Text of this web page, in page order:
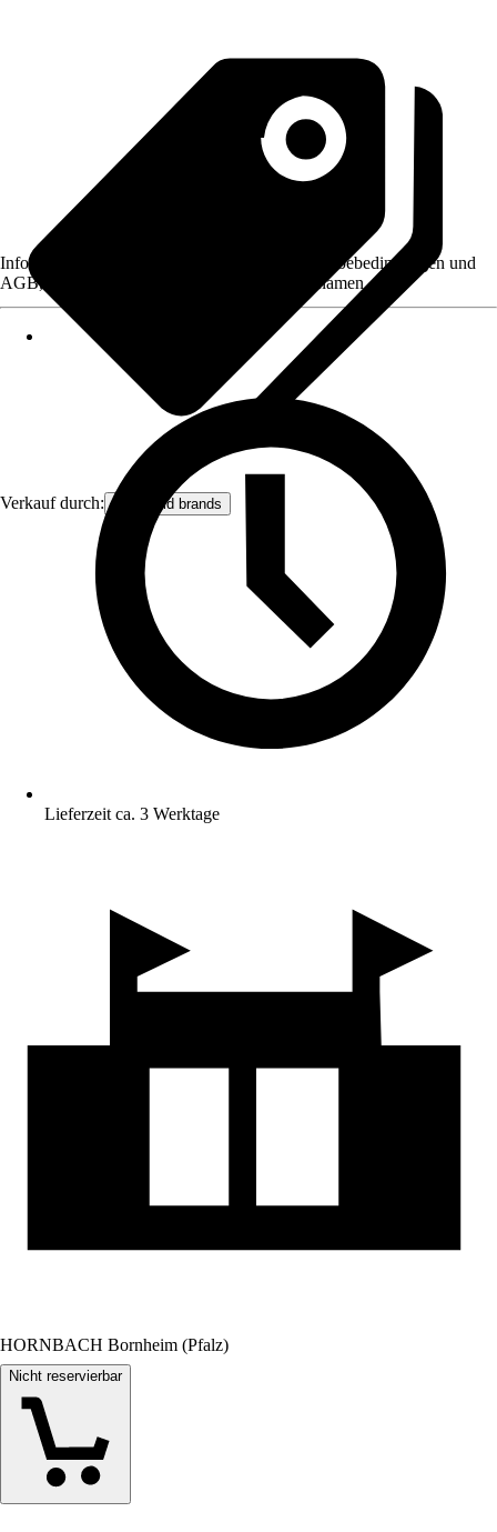
Verkauf durch: let’s build brands
Informationen des Verkäufers, wie z. B. Rückgabebedingungen und
AGB, finden Sie bei Klick auf den Verkäufernamen.
Lieferzeit ca. 3 Werktage
HORNBACH Bornheim (Pfalz)
Nicht reservierbar